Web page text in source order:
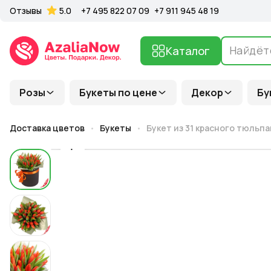
Розы Букеты по цене Декор
Каталог
Отзывы 5.0 +7 495 822 07 09 +7 911 945 48 19
Доставка цветов Букеты Букет из 31 красного